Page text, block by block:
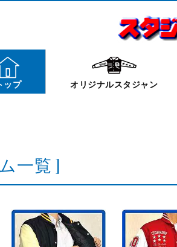
ップ オリジナルスタジャン
一覧 ]